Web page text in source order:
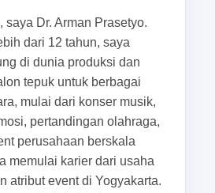
jenis acara dengan
yang paling efektif
karakter yang berbeda.
sekolah biasanya
tepuk event yang ringan,
dan cukup mencolok untuk
meriah. Sementara itu,
saya Dr. Arman Prasetyo.
dari 12 tahun, saya
di dunia produksi dan
tepuk untuk berbagai
mulai dari konser musik,
pertandingan olahraga,
perusahaan berskala
memulai karier dari usaha
atribut event di Yogyakarta.